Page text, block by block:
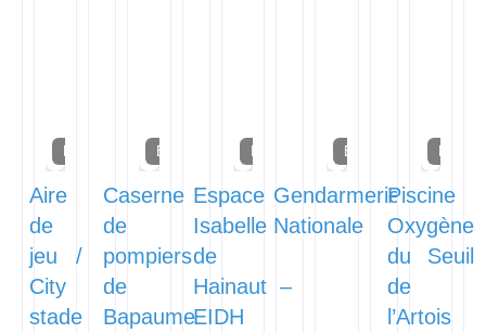
Équipements
Aire
de
jeu /
City
stade
Équipements
Caserne
de
pompiers
de
Bapaume
Équipements
Espace
Isabelle
de
Hainaut –
EIDH
Équipements
Gendarmerie
Nationale
Piscine
Oxygène
du Seuil
de
l’Artois